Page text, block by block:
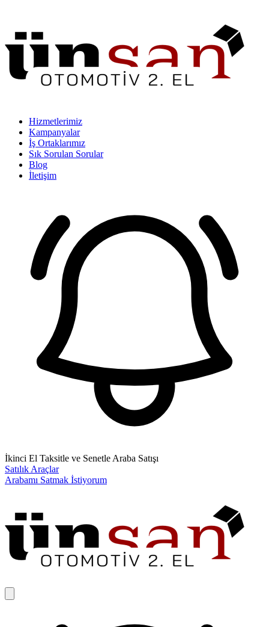
Hizmetlerimiz
Kampanyalar
İş Ortaklarımız
Sık Sorulan Sorular
Blog
İletişim
İkinci El Taksitle ve Senetle Araba Satışı
Satılık Araçlar
Arabamı Satmak İstiyorum